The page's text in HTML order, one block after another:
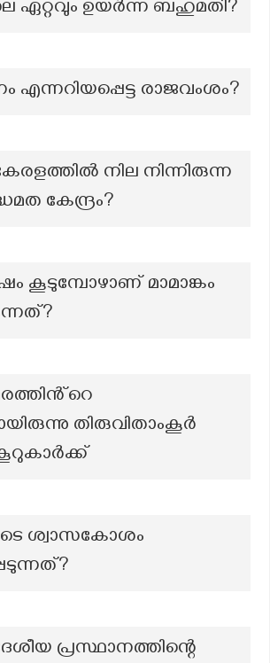
ഏറ്റവും ഉയർന്ന ബഹുമതി?
എന്നറിയപ്പെട്ട രാജവംശം?
നില നിന്നിരുന്ന
കേന്ദ്രം?
കൂടുമ്പോഴാണ് മാമാങ്കം
തിരുവിതാംകൂർ
ശ്വാസകോശം
പ്രസ്ഥാനത്തിന്റെ